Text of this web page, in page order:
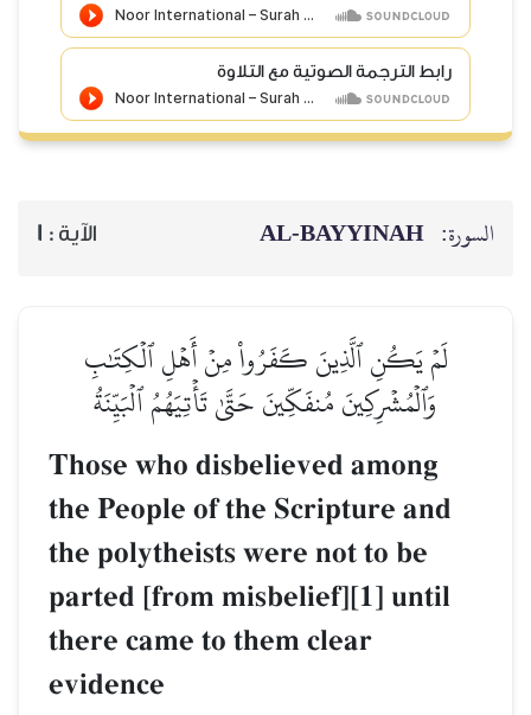
رابط الترجمة الصوتية مع التلاوة
السورة: AL‑BAYYINAH الآية : 1
لَمۡ يَكُنِ ٱلَّذِينَ كَفَرُواْ مِنۡ أَهۡلِ ٱلۡكِتَٰبِ
وَٱلۡمُشۡرِكِينَ مُنفَكِّينَ حَتَّىٰ تَأۡتِيَهُمُ ٱلۡبَيِّنَةُ
Those who disbelieved among
the People of the Scripture and
the polytheists were not to be
parted [from misbelief][1] until
there came to them clear
evidence